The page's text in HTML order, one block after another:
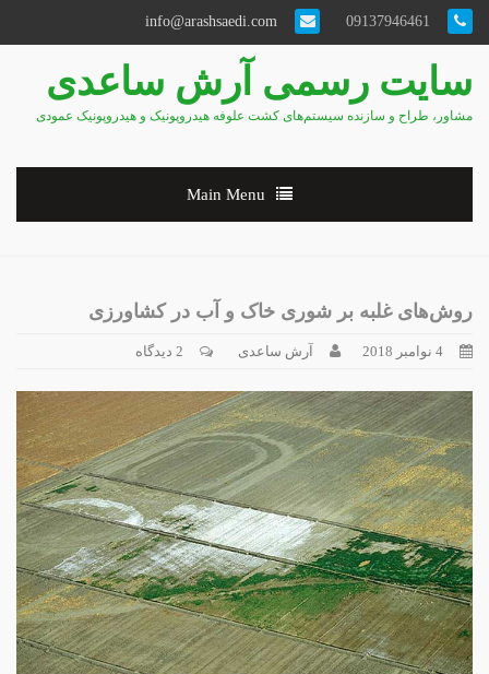
سایت رسمی آرش ساعدی
مشاور، طراح و سازنده سیستم‌های کشت علوفه هیدروپونیک و هیدروپونیک عمودی
Main Menu
روش‌های غلبە بر شوری خاک و آب در کشاورزی
4 نوامبر 2018 آرش ساعدی 2 دیدگاه